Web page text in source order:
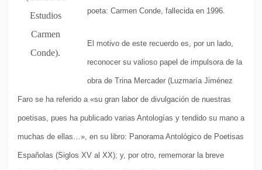
Estudios
Carmen
Conde).
poeta: Carmen Conde, fallecida en 1996.
El motivo de este recuerdo es, por un lado,
reconocer su valioso papel de impulsora de la
obra de Trina Mercader (Luzmaría Jiménez
Faro se ha referido a «su gran labor de divulgación de nuestras
poetisas, pues ha publicado varias Antologías y tendido su mano a
muchas de ellas…», en su libro: Panorama Antológico de Poetisas
Españolas (Siglos XV al XX); y, por otro, rememorar la breve